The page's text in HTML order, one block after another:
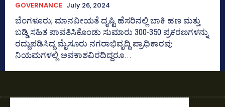
GOVERNANCE July 26, 2024
ಬೆಂಗಳೂರು; ಮಾನವೀಯತೆ ದೃಷ್ಟಿ ಹೆಸರಿನಲ್ಲಿ ಬಾಕಿ ಹಣ ಮತ್ತು
ಬಡ್ಡಿ ಸಹಿತ ಪಾವತಿಸಿಕೊಂಡು ಸುಮಾರು 300-350 ಪ್ರಕರಣಗಳನ್ನು
ರದ್ದುಪಡಿಸಿದ್ದ ಮೈಸೂರು ನಗರಾಭಿವೃದ್ದಿ ಪ್ರಾಧಿಕಾರವು
ನಿಯಮಗಳಲ್ಲಿ ಅವಕಾಶವಿರದಿದ್ದರೂ...